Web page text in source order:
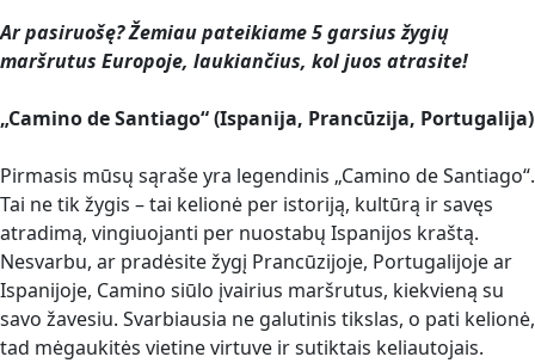
Ar pasiruošę? Žemiau pateikiame 5 garsius žygių
maršrutus Europoje, laukiančius, kol juos atrasite!
„Camino de Santiago“ (Ispanija, Prancūzija, Portugalija)
Pirmasis mūsų sąraše yra legendinis „Camino de Santiago“.
Tai ne tik žygis – tai kelionė per istoriją, kultūrą ir savęs
atradimą, vingiuojanti per nuostabų Ispanijos kraštą.
Nesvarbu, ar pradėsite žygį Prancūzijoje, Portugalijoje ar
Ispanijoje, Camino siūlo įvairius maršrutus, kiekvieną su
savo žavesiu. Svarbiausia ne galutinis tikslas, o pati kelionė,
tad mėgaukitės vietine virtuve ir sutiktais keliautojais.